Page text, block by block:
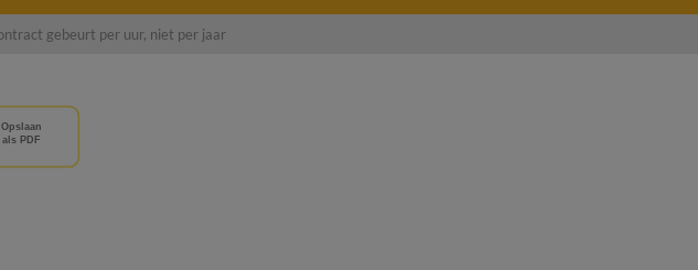
gebeurt per uur, niet per jaar